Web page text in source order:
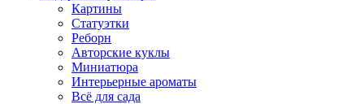
Картины
Статуэтки
Реборн
Авторские куклы
Миниатюра
Интерьерные ароматы
Всё для сада